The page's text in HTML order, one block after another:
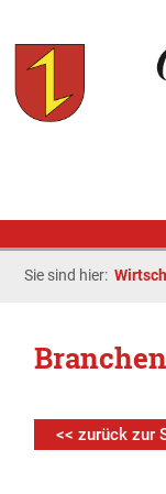
Sie sind hier:
<< zurück zur